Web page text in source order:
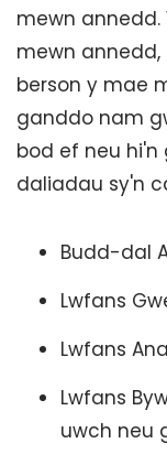
mewn
mewn
berson y mae
ganddo nam
bod ef neu
daliadau sy'n
Budd-dal
Lwfans
Lwfans
Lwfans
uwch neu